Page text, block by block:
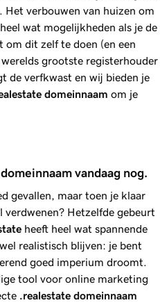
Het verbouwen van huizen om
wat mogelijkheden als je de
om dit zelf te doen (en een
grootste registerhouder
de verfkwast en wij bieden je
domeinnaam om je
vandaag nog.
gevallen, maar toen je klaar
verdwenen? Hetzelfde gebeurt
heeft heel wat spannende
realistisch blijven: je bent
goed imperium droomt.
tool voor online marketing
.realestate domeinnaam